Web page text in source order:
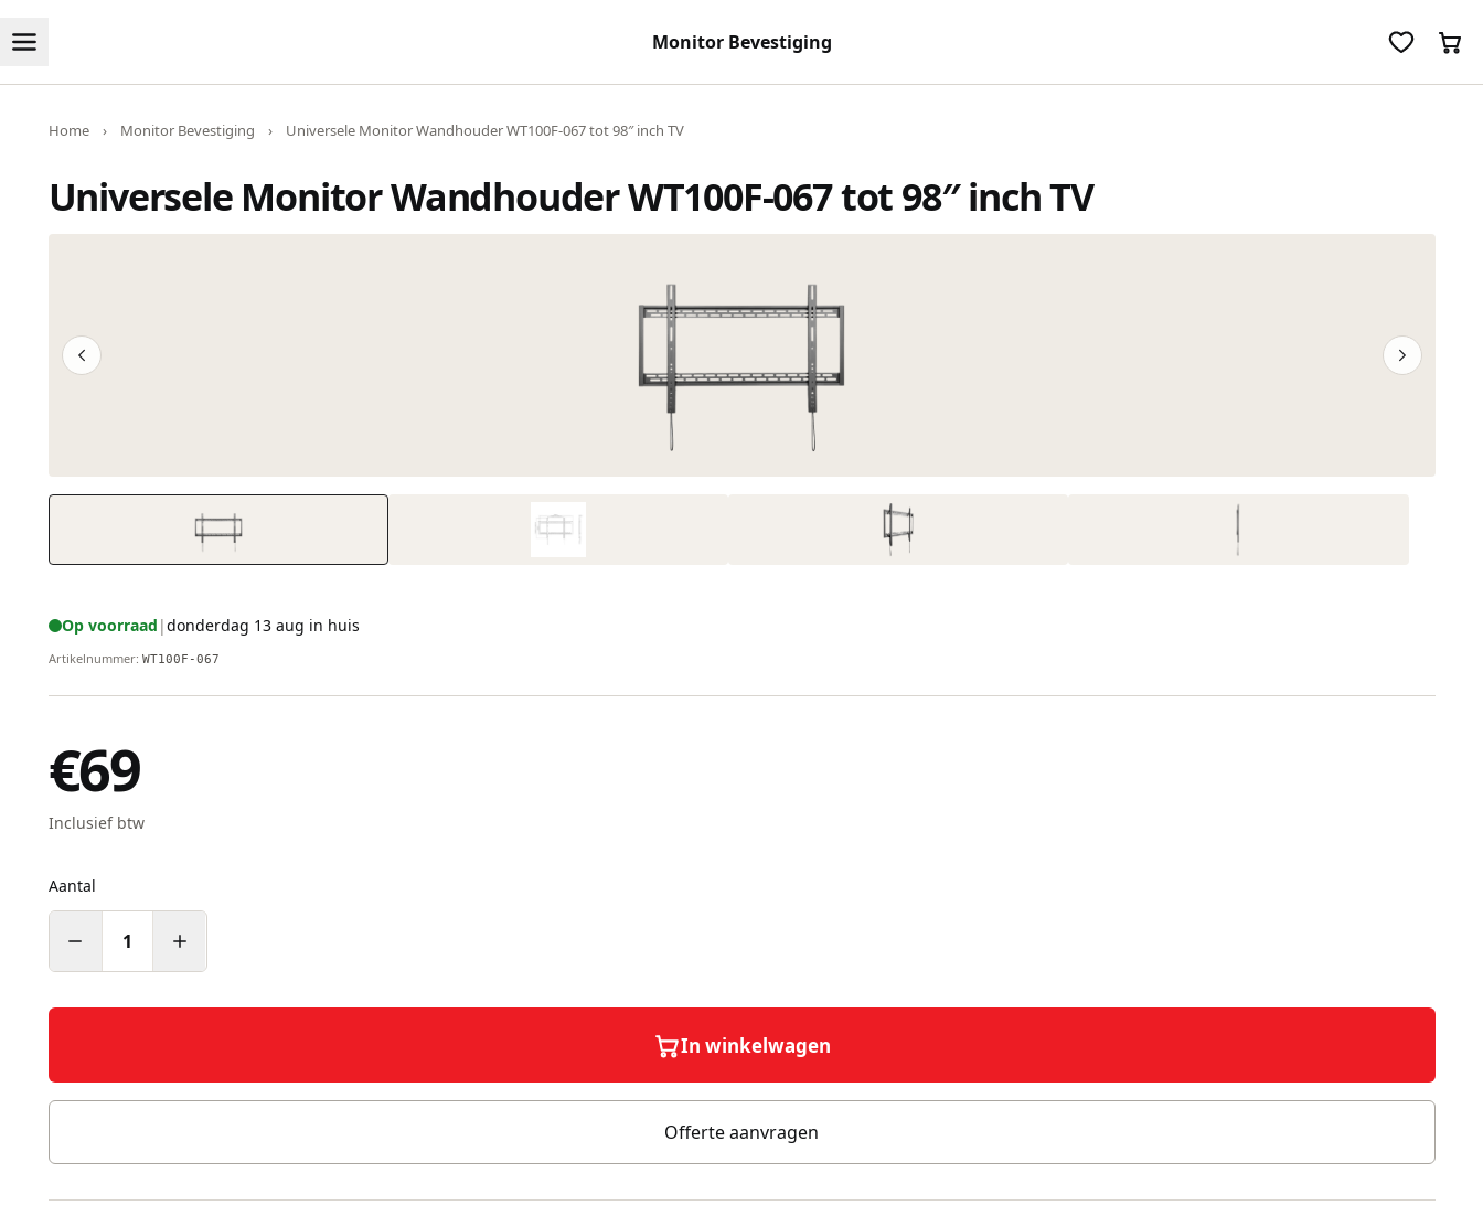
Monitor Bevestiging
Home › Monitor Bevestiging › Universele Monitor Wandhouder WT100F-067 tot 98″ inch TV
Universele Monitor Wandhouder WT100F-067 tot 98″ inch TV
Op voorraad |donderdag 13 aug in huis
Artikelnummer: WT100F-067
€69
Inclusief btw
Aantal
1
In winkelwagen
Offerte aanvragen